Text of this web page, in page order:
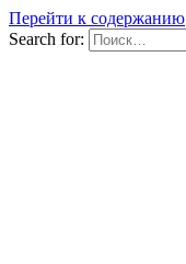
Перейти к содержанию
Search for: